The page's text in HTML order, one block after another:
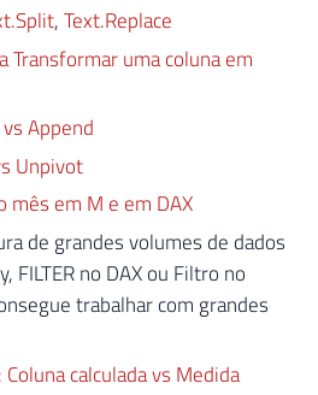
,Text.Replace
Transformar uma coluna em
Append
Unpivot
mês em M e em DAX
de grandes volumes de dados
FILTER no DAX ou Filtro no
trabalhar com grandes
calculada vs Medida